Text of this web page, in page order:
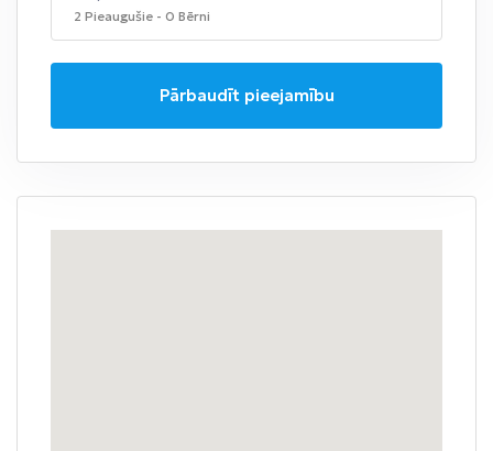
2 Pieaugušie - 0 Bērni
Pārbaudīt pieejamību